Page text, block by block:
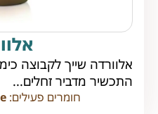
התכשיר מדביר זחלים...
חומרים פעילים: